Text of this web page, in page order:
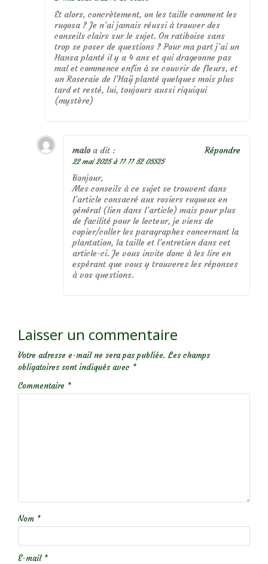
Et alors, concrètement, on les taille comment les
rugosa ? Je n’ai jamais réussi à trouver des
conseils clairs sur le sujet. On ratiboise sans
trop se poser de questions ? Pour ma part j’ai un
Hansa planté il y a 4 ans et qui drageonne pas
mal et commence enfin à se couvrir de fleurs, et
un Roseraie de l’Haÿ planté quelques mois plus
tard et resté, lui, toujours aussi riquiqui
(mystère)
malo a dit :
22 mai 2025 à 11 11 52 05525
Bonjour,
Mes conseils à ce sujet se trouvent dans
l’article consacré aux rosiers rugueux en
général (lien dans l’article) mais pour plus
de facilité pour le lecteur, je viens de
copier/coller les paragraphes concernant la
plantation, la taille et l’entretien dans cet
article-ci. Je vous invite donc à les lire en
espérant que vous y trouverez les réponses
à vos questions.
Répondre
Laisser un commentaire
Votre adresse e-mail ne sera pas publiée. Les champs
obligatoires sont indiqués avec *
Commentaire *
Nom *
E-mail *